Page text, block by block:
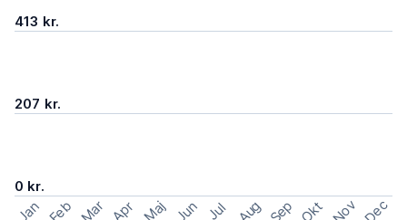
413 kr.
207 kr.
0 kr.
Jan Feb Mar Apr Maj Jun Jul Aug Sep Okt Nov Dec